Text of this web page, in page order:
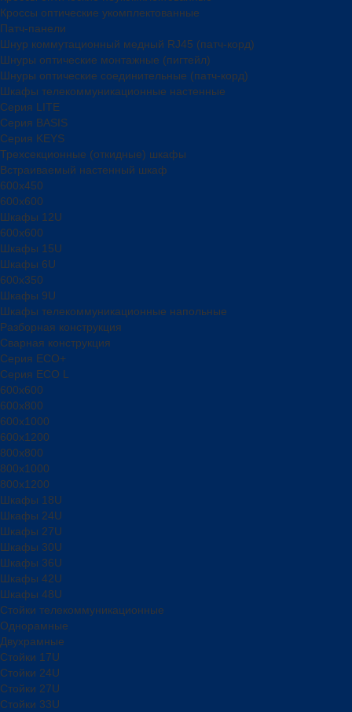
Кроссы оптические укомплектованные
Патч-панели
Шнур коммутационный медный RJ45 (патч-корд)
Шнуры оптические монтажные (пигтейл)
Шнуры оптические соединительные (патч-корд)
Шкафы телекоммуникационные настенные
Cерия LITE
Cерия BASIS
Cерия KEYS
Трехсекционные (откидные) шкафы
Встраиваемый настенный шкаф
600x450
600x600
Шкафы 12U
600x600
Шкафы 15U
Шкафы 6U
600x350
Шкафы 9U
Шкафы телекоммуникационные напольные
Разборная конструкция
Сварная конструкция
Серия ECO+
Серия ECO L
600x600
600x800
600х1000
600х1200
800x800
800х1000
800х1200
Шкафы 18U
Шкафы 24U
Шкафы 27U
Шкафы 30U
Шкафы 36U
Шкафы 42U
Шкафы 48U
Стойки телекоммуникационные
Однорамные
Двухрамные
Стойки 17U
Стойки 24U
Стойки 27U
Стойки 33U